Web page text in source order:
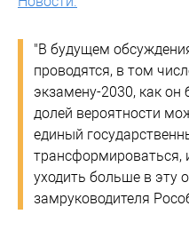
"В будущем
проводятся, в том
экзамену-2030, как
долей вероятности
единый
трансформироваться,
уходить больше в эту
замруководителя